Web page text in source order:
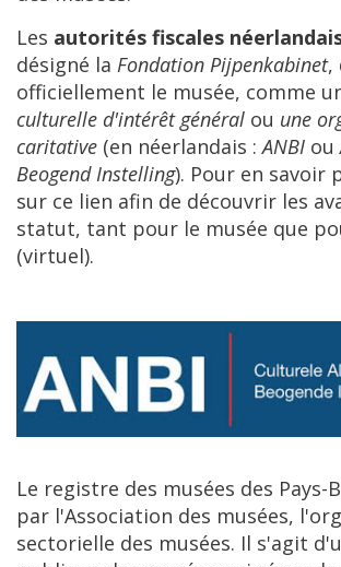
Les autorités fiscales né
désigné la Fondation Pijpenkabinet,
officiellement le musée, comme
culturelle d'intérêt général ou une
caritative (en néerlandais :ANBI ou
Beogend Instelling). Pour en savoir
sur ce lien afin de découvrir les
statut, tant pour le musée que
(virtuel).
Le registre des musées des Pays-
par l'Association des musées, l'
sectorielle des musées. Il s'agit d'